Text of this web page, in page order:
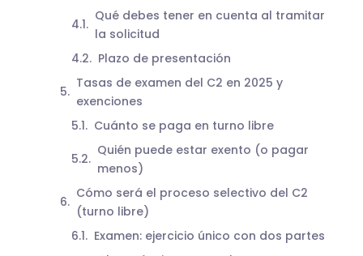
Qué debes tener en cuenta al tramitar
la solicitud
Plazo de presentación
Tasas de examen del C2 en 2025 y
exenciones
Cuánto se paga en turno libre
Quién puede estar exento (o pagar
menos)
Cómo será el proceso selectivo del C2
(turno libre)
Examen: ejercicio único con dos partes